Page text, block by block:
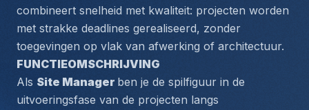
combineert snelheid met kwaliteit: projecten worden
met strakke deadlines gerealiseerd, zonder
toegevingen op vlak van afwerking of architectuur.
FUNCTIEOMSCHRIJVING
Als Site Manager ben je de spilfiguur in de
uitvoeringsfase van de projecten langs